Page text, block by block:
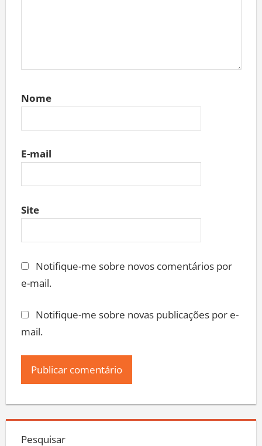
Nome
E-mail
Site
Notifique-me sobre novos comentários por
e-mail.
Notifique-me sobre novas publicações por e-
mail.
Pesquisar